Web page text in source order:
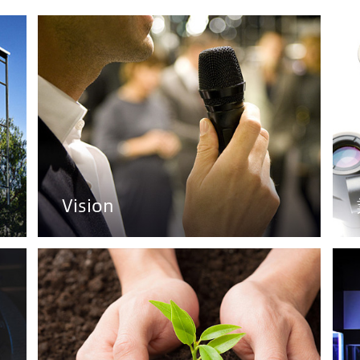
Vision